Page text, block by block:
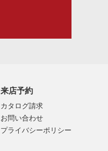
来店予約
カタログ請求
お問い合わせ
プライバシーポリシー